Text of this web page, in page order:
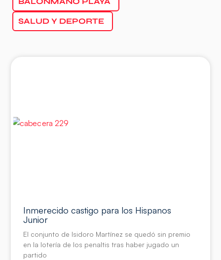
SALUD Y DEPORTE
Inmerecido castigo para los Hispanos
Junior
El conjunto de Isidoro Martínez se quedó sin premio
en la lotería de los penaltis tras haber jugado un
partido